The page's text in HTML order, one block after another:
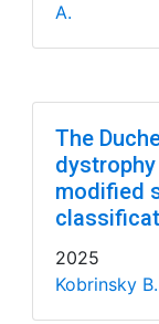
A.
The
modified
2025
Kobrinsky B.